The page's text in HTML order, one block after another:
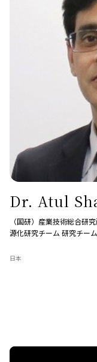
Dr. Atul
（国研）産業技術総合研
源化研究チーム 研究チー
日本